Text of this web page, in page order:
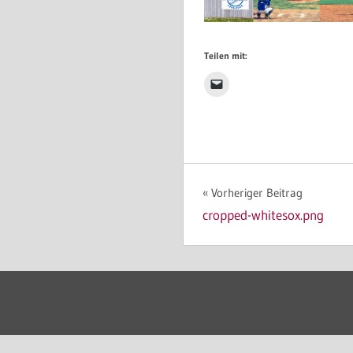
Teilen mit:
Vorheriger Beitrag
cropped-whitesox.png